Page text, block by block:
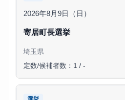
2026年8月9日（日）
寄居町長選挙
埼玉県
定数/候補者数：1 / -